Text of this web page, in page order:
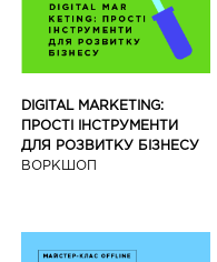
DIGITAL MARKETING:
ПРОСТІ ІНСТРУМЕНТИ
ДЛЯ РОЗВИТКУ БІЗНЕСУ
ВОРКШОП